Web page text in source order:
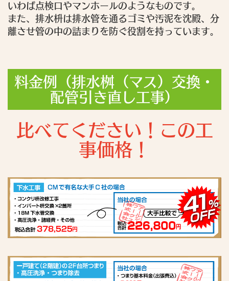
いわば点検口やマンホールのようなものです。
また、排水枡は排水管を通るゴミや汚泥を沈殿、分
離させ管の中の詰まりを防ぐ役割を持っています。
料金例（排水桝（マス）交換・
配管引き直し工事）
比べてください！この工
事価格！